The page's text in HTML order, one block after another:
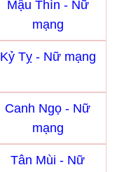
Mậu Thìn - Nữ
mạng
Kỷ Tỵ - Nữ mạng
Canh Ngọ - Nữ
mạng
Tân Mùi - Nữ